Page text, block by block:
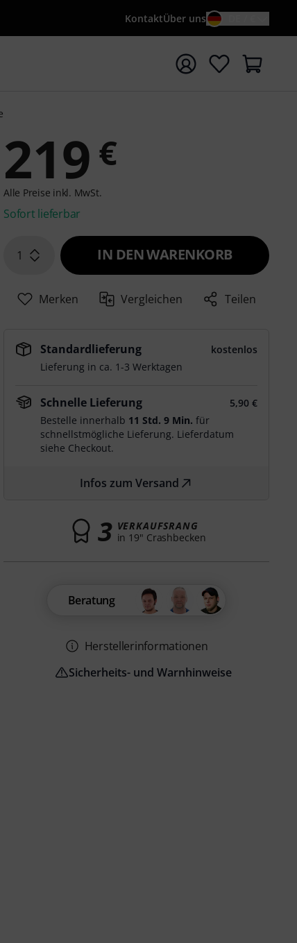
KontaktÜber uns
Suchwort {searchTerm} starten
219 €
Alle Preise inkl. MwSt.
Sofort lieferbar
1 IN DEN WARENKORB
Merken Vergleichen Teilen
Standardlieferung
kostenlos
Lieferung in ca. 1-3 Werktagen
Schnelle Lieferung
5,90 €
Bestelle innerhalb 11 Std. 9 Min. für
schnellstmögliche Lieferung. Lieferdatum
siehe Checkout.
Infos zum Versand
3 VERKAUFSRANG
in 19" Crashbecken
Beratung
Herstellerinformationen
Sicherheits- und Warnhinweise